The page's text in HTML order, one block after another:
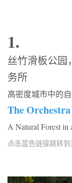
1.
丝竹滑板公园
务所
高密度城市中的
The
A Natural Forest in
点击蓝色链接跳转